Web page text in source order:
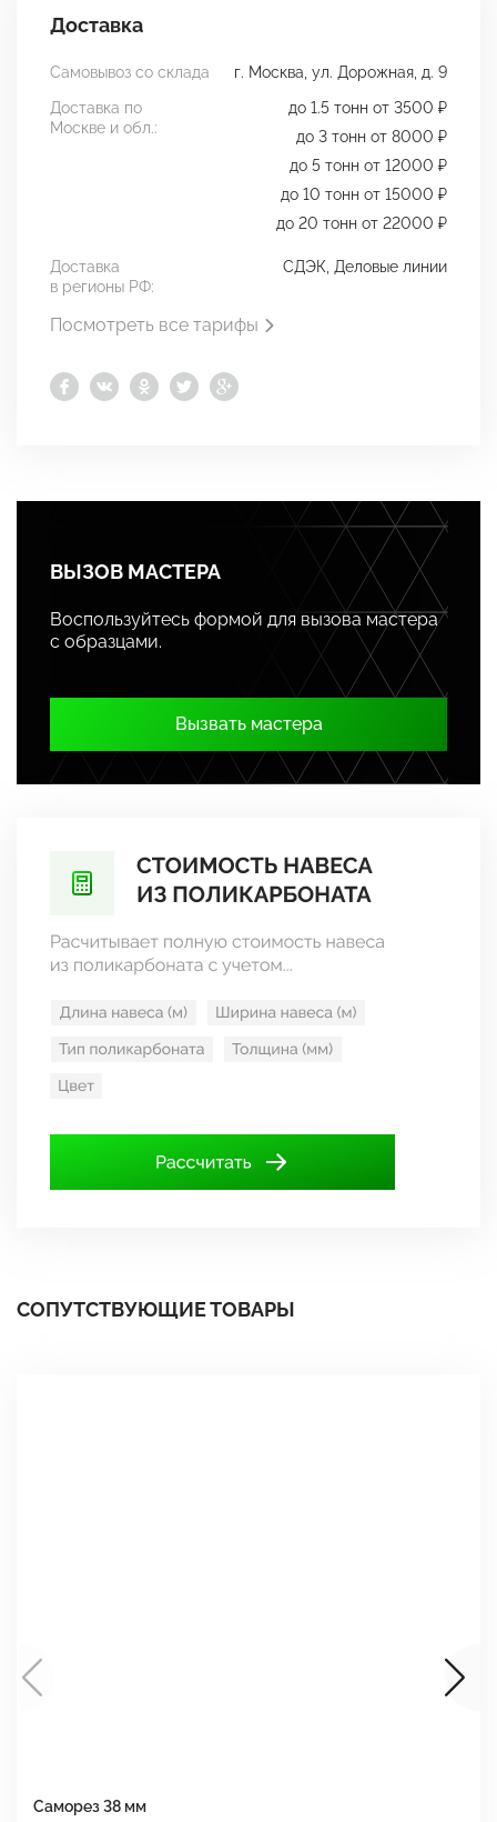
Доставка
Самовывоз со склада
г. Москва, ул. Дорожная, д. 9
Доставка по
Москве и обл.:
до 1.5 тонн от 3500 ₽
до 3 тонн от 8000 ₽
до 5 тонн от 12000 ₽
до 10 тонн от 15000 ₽
до 20 тонн от 22000 ₽
Доставка
в регионы РФ:
СДЭК, Деловые линии
Посмотреть все тарифы
ВЫЗОВ МАСТЕРА
Воспользуйтесь формой для вызова мастера
с образцами.
Вызвать мастера
СОПУТСТВУЮЩИЕ ТОВАРЫ
Саморез 38 мм